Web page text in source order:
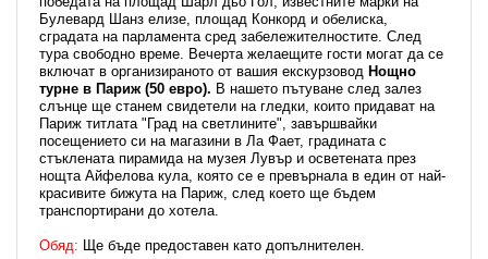
Булевард Шанз елизе, площад Конкорд и обелиска,
сградата на парламента сред забележителностите. След
тура свободно време. Вечерта желаещите гости могат да се
включат в организираното от вашия екскурзовод Нощно
турне в Париж (50 евро). В нашето пътуване след залез
слънце ще станем свидетели на гледки, които придават на
Париж титлата "Град на светлините", завършвайки
посещението си на магазини в Ла Фает, градината с
стъклената пирамида на музея Лувър и осветената през
нощта Айфелова кула, която се е превърнала в един от най-
красивите бижута на Париж, след което ще бъдем
транспортирани до хотела.
Обяд: Ще бъде предоставен като допълнителен.